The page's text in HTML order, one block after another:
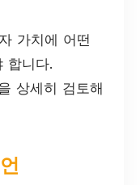
가치에 어떤
합니다.
상세히 검토해